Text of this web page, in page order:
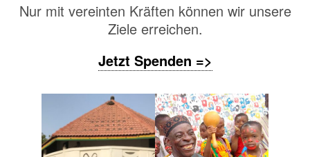
Nur mit vereinten Kräften können wir unsere
Ziele erreichen.
Jetzt Spenden =>